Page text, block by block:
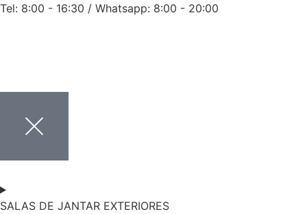
Tel: 8:00 - 16:30 / Whatsapp: 8:00 - 20:00
SALAS DE JANTAR EXTERIORES